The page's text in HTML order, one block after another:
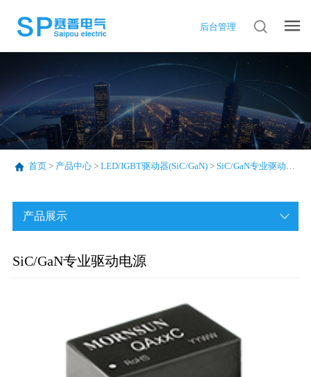
后台管理
首页> 产品中心> LED/IGBT驱动器(SiC/GaN)> SiC/GaN专业驱动电源
产品展示
SiC/GaN专业驱动电源